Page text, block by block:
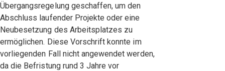
Übergangsregelung geschaffen, um den
Abschluss laufender Projekte oder eine
Neubesetzung des Arbeitsplatzes zu
ermöglichen. Diese Vorschrift konnte im
vorliegenden Fall nicht angewendet werden,
da die Befristung rund 3 Jahre vor